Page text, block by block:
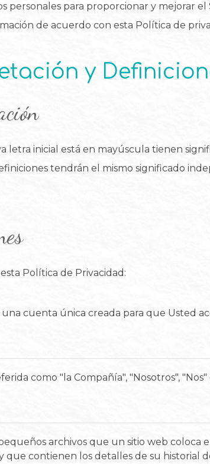
personales para proporcionar y mejorar
de acuerdo con esta Política de
y
letra inicial está en mayúscula tienen
tendrán el mismo significado
Política de Privacidad:
una cuenta única creada para que Usted
como "la Compañía", "Nosotros",
archivos que un sitio web coloca
que contienen los detalles de su historial